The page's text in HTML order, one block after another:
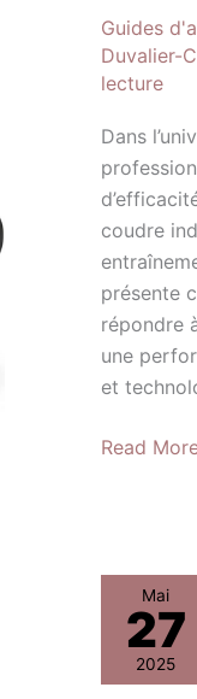
Guides
Duvalier-
lecture
Dans
coudre
présente
répondre
une
et
Read
Mai
27
2025
des
ciseaux
géants